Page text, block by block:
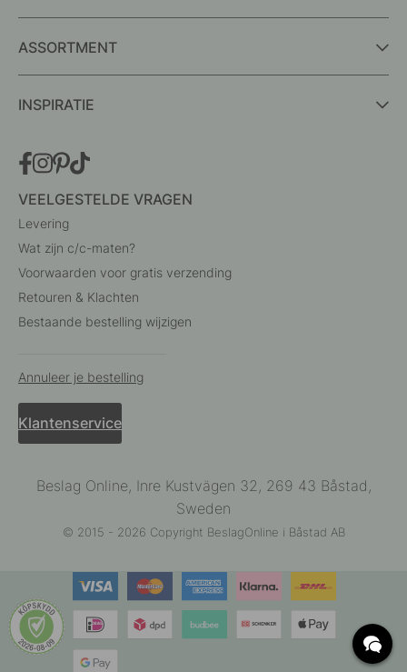
ASSORTMENT
INSPIRATIE
VEELGESTELDE VRAGEN
Levering
Wat zijn c/c-maten?
Voorwaarden voor gratis verzending
Retouren & Klachten
Bestaande bestelling wijzigen
Annuleer je bestelling
Klantenservice
Beslag Online, Inre Kustvägen 32, 269 43 Båstad,
Sweden
© 2015 - 2026 Copyright BeslagOnline i Båstad AB